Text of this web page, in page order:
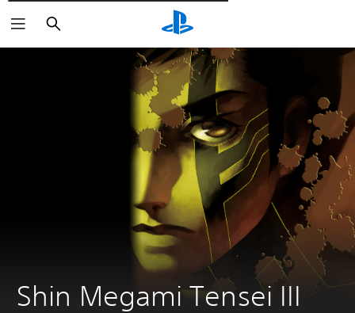
Wyszukaj
Shin Megami Tensei III